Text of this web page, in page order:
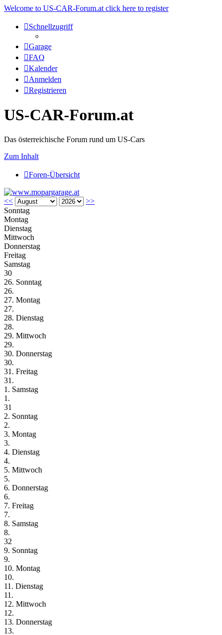
Welcome to US-CAR-Forum.at click here to register
Schnellzugriff
Garage
FAQ
Kalender
Anmelden
Registrieren
US-CAR-Forum.at
Das österreichische Forum rund um US-Cars
Zum Inhalt
Foren-Übersicht
<<
>>
Sonntag
Montag
Dienstag
Mittwoch
Donnerstag
Freitag
Samstag
30
26. Sonntag
26.
27. Montag
27.
28. Dienstag
28.
29. Mittwoch
29.
30. Donnerstag
30.
31. Freitag
31.
1. Samstag
1.
31
2. Sonntag
2.
3. Montag
3.
4. Dienstag
4.
5. Mittwoch
5.
6. Donnerstag
6.
7. Freitag
7.
8. Samstag
8.
32
9. Sonntag
9.
10. Montag
10.
11. Dienstag
11.
12. Mittwoch
12.
13. Donnerstag
13.